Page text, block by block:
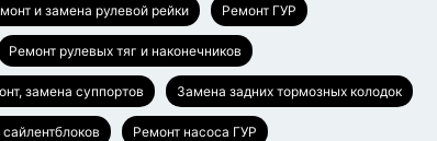
и замена рулевой рейки Ремонт ГУР
Ремонт рулевых тяг и наконечников
замена суппортов Замена задних тормозных колодок
Ремонт насоса ГУР